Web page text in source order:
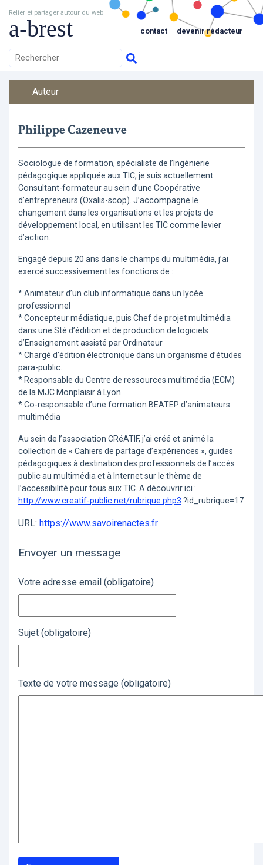
Relier et partager autour du web
a-brest contact devenir rédacteur
Auteur
Philippe Cazeneuve
Sociologue de formation, spécialiste de l’Ingénierie
pédagogique appliquée aux TIC, je suis actuellement
Consultant-formateur au sein d’une Coopérative
d’entrepreneurs (Oxalis-scop). J’accompagne le
changement dans les organisations et les projets de
développement local, en utilisant les TIC comme levier
d’action.
Engagé depuis 20 ans dans le champs du multimédia, j’ai
exercé successivement les fonctions de :
* Animateur d’un club informatique dans un lycée
professionnel
* Concepteur médiatique, puis Chef de projet multimédia
dans une Sté d’édition et de production de logiciels
d’Enseignement assisté par Ordinateur
* Chargé d’édition électronique dans un organisme d’études
para-public.
* Responsable du Centre de ressources multimédia (ECM)
de la MJC Monplaisir à Lyon
* Co-responsable d’une formation BEATEP d’animateurs
multimédia
Au sein de l’association CRéATIF, j’ai créé et animé la
collection de « Cahiers de partage d’expériences », guides
pédagogiques à destination des professionnels de l’accès
public au multimédia et à Internet sur le thème de
l’accessibilité pour tous aux TIC. A découvrir ici :
http://www.creatif-public.net/rubrique.php3 ?id_rubrique=17
URL: https://www.savoirenactes.fr
Envoyer un message
Votre adresse email (obligatoire)
Sujet (obligatoire)
Texte de votre message (obligatoire)